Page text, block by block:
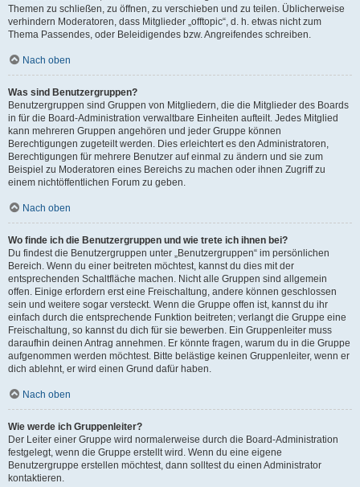
Themen zu schließen, zu öffnen, zu verschieben und zu teilen. Üblicherweise
verhindern Moderatoren, dass Mitglieder „offtopic“, d. h. etwas nicht zum
Thema Passendes, oder Beleidigendes bzw. Angreifendes schreiben.
Nach oben
Was sind Benutzergruppen?
Benutzergruppen sind Gruppen von Mitgliedern, die die Mitglieder des Boards
in für die Board-Administration verwaltbare Einheiten aufteilt. Jedes Mitglied
kann mehreren Gruppen angehören und jeder Gruppe können
Berechtigungen zugeteilt werden. Dies erleichtert es den Administratoren,
Berechtigungen für mehrere Benutzer auf einmal zu ändern und sie zum
Beispiel zu Moderatoren eines Bereichs zu machen oder ihnen Zugriff zu
einem nichtöffentlichen Forum zu geben.
Nach oben
Wo finde ich die Benutzergruppen und wie trete ich ihnen bei?
Du findest die Benutzergruppen unter „Benutzergruppen“ im persönlichen
Bereich. Wenn du einer beitreten möchtest, kannst du dies mit der
entsprechenden Schaltfläche machen. Nicht alle Gruppen sind allgemein
offen. Einige erfordern erst eine Freischaltung, andere können geschlossen
sein und weitere sogar versteckt. Wenn die Gruppe offen ist, kannst du ihr
einfach durch die entsprechende Funktion beitreten; verlangt die Gruppe eine
Freischaltung, so kannst du dich für sie bewerben. Ein Gruppenleiter muss
daraufhin deinen Antrag annehmen. Er könnte fragen, warum du in die Gruppe
aufgenommen werden möchtest. Bitte belästige keinen Gruppenleiter, wenn er
dich ablehnt, er wird einen Grund dafür haben.
Nach oben
Wie werde ich Gruppenleiter?
Der Leiter einer Gruppe wird normalerweise durch die Board-Administration
festgelegt, wenn die Gruppe erstellt wird. Wenn du eine eigene
Benutzergruppe erstellen möchtest, dann solltest du einen Administrator
kontaktieren.